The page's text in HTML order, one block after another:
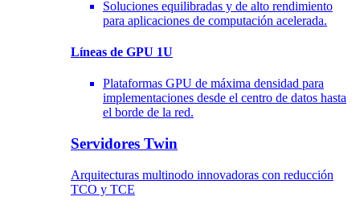
Soluciones equilibradas y de alto rendimiento
para aplicaciones de computación acelerada.
Líneas de GPU 1U
Plataformas GPU de máxima densidad para
implementaciones desde el centro de datos hasta
el borde de la red.
Servidores Twin
Arquitecturas multinodo innovadoras con reducción
TCO y TCE